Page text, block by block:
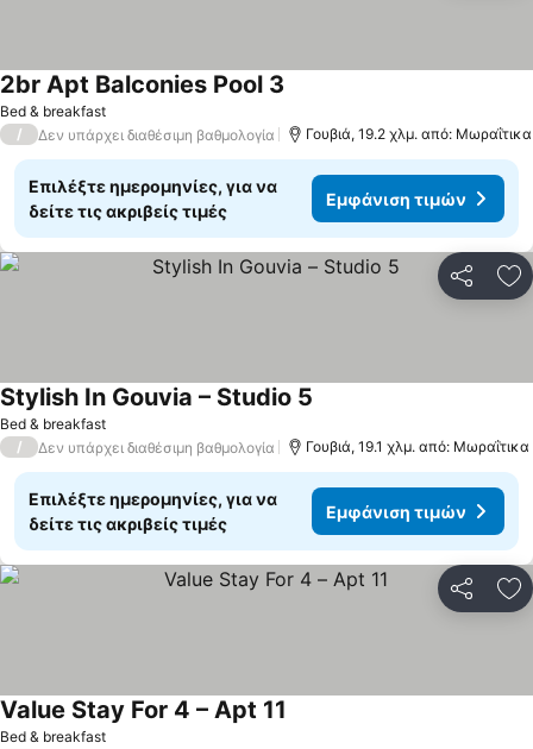
Bed & breakfast
2br Apt Balconies Pool 3
/ Δεν υπάρχει διαθέσιμη βαθμολογία Γουβιά, 19.2 χλμ. από: Μωραΐτικα
Επιλέξτε ημερομηνίες, για να
δείτε τις ακριβείς τιμές
Εμφάνιση τιμών
Bed & breakfast
Stylish In Gouvia – Studio 5
/ Δεν υπάρχει διαθέσιμη βαθμολογία Γουβιά, 19.1 χλμ. από: Μωραΐτικα
Επιλέξτε ημερομηνίες, για να
δείτε τις ακριβείς τιμές
Εμφάνιση τιμών
Bed & breakfast
Value Stay For 4 – Apt 11